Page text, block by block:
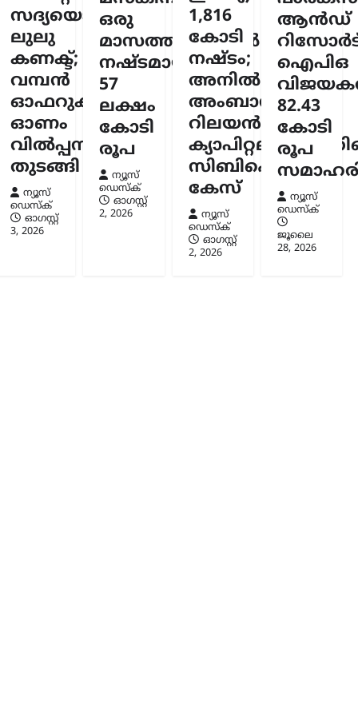
സദ്യയൊരുക്കി
ലുലു
കണക്ട്;
വമ്പൻ
ഓഫറുകളുമായി
ഓണം
വിൽപ്പന
തുടങ്ങി
ന്യൂസ്
ഡെസ്ക്
ഓഗസ്റ്റ്‌
3, 2026
ഒരു
മാസത്തിനുള്ളിൽ
നഷ്ടമായത്
57
ലക്ഷം
കോടി
രൂപ
ന്യൂസ്
ഡെസ്ക്
ഓഗസ്റ്റ്‌
2, 2026
1,816
കോടി
നഷ്ടം;
അനിൽ
അംബാനിക്കും
റിലയൻസ്
സിബിഐ
കേസ്
ന്യൂസ്
ഡെസ്ക്
ഓഗസ്റ്റ്‌
2, 2026
ആൻഡ്
ഐപിഒ
82.43
കോടി
രൂപ
ന്യൂസ്
ഡെസ്ക്
ജൂലൈ
28, 2026